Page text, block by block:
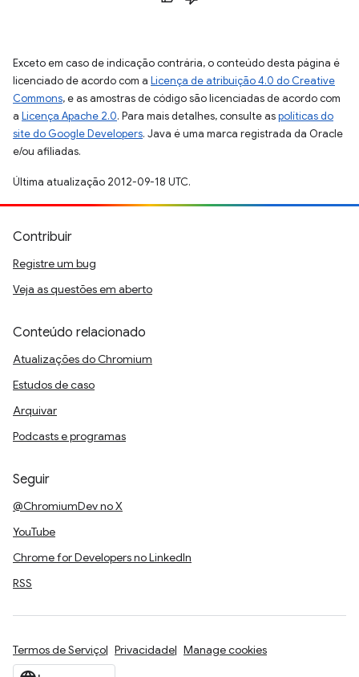
Exceto em caso de indicação contrária, o conteúdo desta página é
licenciado de acordo com a Licença de atribuição 4.0 do Creative
Commons, e as amostras de código são licenciadas de acordo com
a Licença Apache 2.0. Para mais detalhes, consulte aspolíticas do
site do Google Developers. Java é uma marca registrada da Oracle
e/ou afiliadas.
Última atualização 2012-09-18 UTC.
Contribuir
Registre um bug
Veja as questões em aberto
Conteúdo relacionado
Atualizações do Chromium
Estudos de caso
Arquivar
Podcasts e programas
Seguir
@ChromiumDev no X
YouTube
Chrome for Developers no LinkedIn
RSS
Termos de Serviço Privacidade Manage cookies